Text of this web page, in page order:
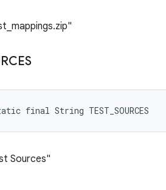
final String TEST_SOURCES
Sources"